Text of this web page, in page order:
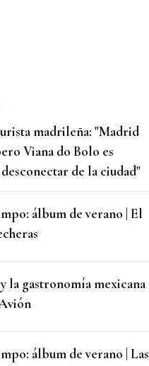
madrileña: "Madrid
Viana do Bolo es
de la ciudad"
álbum de verano | El
la gastronomía mexicana
álbum de verano | Las